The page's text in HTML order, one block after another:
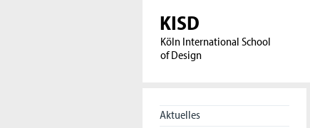
KISD
Köln International School
of Design
Aktuelles